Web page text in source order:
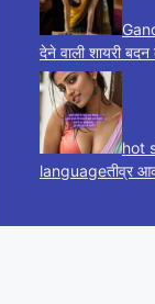
देने वाली शायरी
hot
languageतीव्र